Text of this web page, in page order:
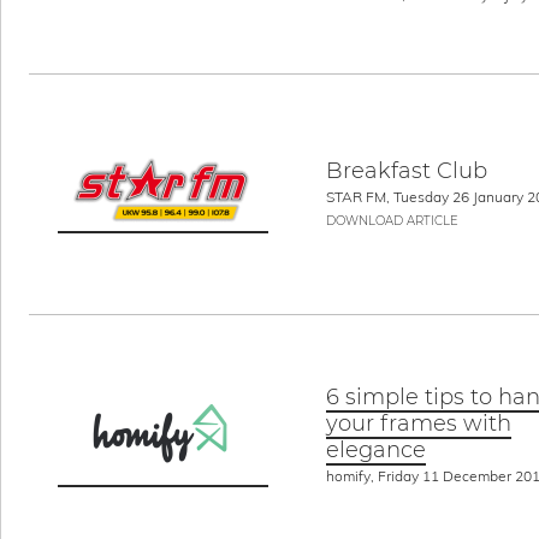
Breakfast Club
STAR FM, Tuesday 26 January
DOWNLOAD ARTICLE
6 simple tips to
your frames with
elegance
homify, Friday 11 December